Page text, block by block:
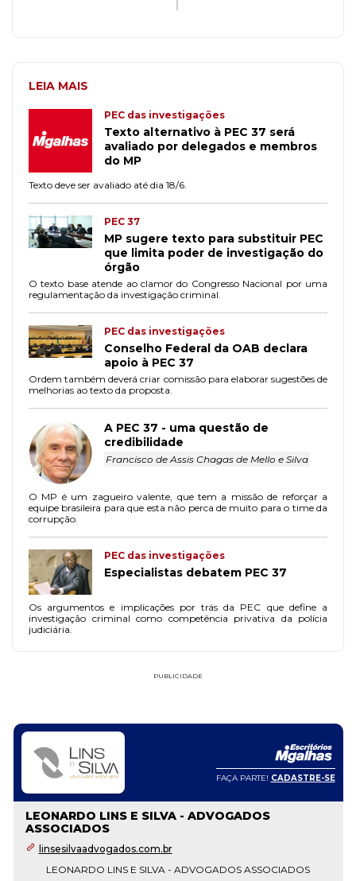
LEIA MAIS
PEC das investigações
Texto alternativo à PEC 37 será
avaliado por delegados e membros
do MP
Texto deve ser avaliado até dia 18/6.
PEC 37
MP sugere texto para substituir PEC
que limita poder de investigação do
órgão
O texto base atende ao clamor do Congresso Nacional por uma
regulamentação da investigação criminal.
PEC das investigações
Conselho Federal da OAB declara
apoio à PEC 37
Ordem também deverá criar comissão para elaborar sugestões de
melhorias ao texto da proposta.
A PEC 37 - uma questão de
credibilidade
Francisco de Assis Chagas de Mello e Silva
O MP é um zagueiro valente, que tem a missão de reforçar a
equipe brasileira para que esta não perca de muito para o time da
corrupção.
PEC das investigações
Especialistas debatem PEC 37
Os argumentos e implicações por trás da PEC que define a
investigação criminal como competência privativa da polícia
judiciária.
PUBLICIDADE
FAÇA PARTE! CADASTRE-SE
LEONARDO LINS E SILVA - ADVOGADOS
ASSOCIADOS
linsesilvaadvogados.com.br
LEONARDO LINS E SILVA - ADVOGADOS ASSOCIADOS